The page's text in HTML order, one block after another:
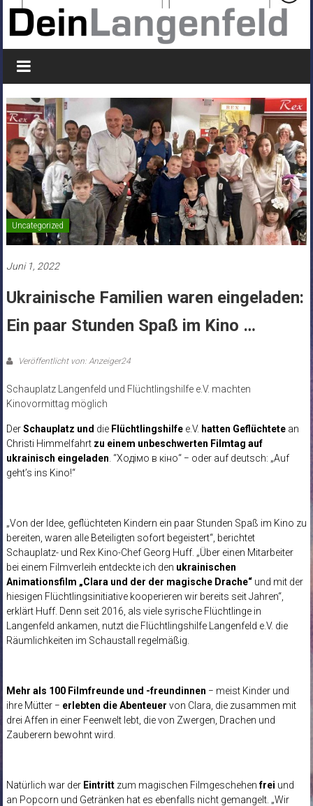
Uncategorized
Juni 1, 2022
Ukrainische Familien waren eingeladen:
Ein paar Stunden Spaß im Kino …
Veröffentlicht von: Anzeiger24
Schauplatz Langenfeld und Flüchtlingshilfe e.V. machten
Kinovormittag möglich
DerSchauplatz und die Flüchtlingshilfee.V. hatten Geflüchtetean
Christi Himmelfahrt zu einem unbeschwerten Filmtag auf
ukrainisch eingeladen . “Ходімо в кіно“ − oder auf deutsch: „Auf
geht’s ins Kino!“
„Von der Idee, geflüchteten Kindern ein paar Stunden Spaß im Kino zu
bereiten, waren alle Beteiligten sofort begeistert“, berichtet
Schauplatz- und Rex Kino-Chef Georg Huff. „Über einen Mitarbeiter
bei einem Filmverleih entdeckte ich den ukrainischen
Animationsfilm „Clara und der der magische Drache“und mit der
hiesigen Flüchtlingsinitiative kooperieren wir bereits seit Jahren“,
erklärt Huff. Denn seit 2016, als viele syrische Flüchtlinge in
Langenfeld ankamen, nutzt die Flüchtlingshilfe Langenfeld e.V. die
Räumlichkeiten im Schaustall regelmäßig.
Mehr als 100 Filmfreunde und -freundinnen − meist Kinder und
ihre Mütter − erlebten die Abenteuer von Clara, die zusammen mit
drei Affen in einer Feenwelt lebt, die von Zwergen, Drachen und
Zauberern bewohnt wird.
Natürlich war der Eintritt zum magischen Filmgeschehenfrei und
an Popcorn und Getränken hat es ebenfalls nicht gemangelt. „Wir